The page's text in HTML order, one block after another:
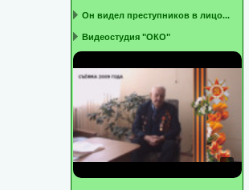
Он видел преступников в лицо...
Видеостудия "ОКО"